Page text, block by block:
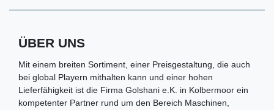
ÜBER UNS
Mit einem breiten Sortiment, einer Preisgestaltung, die auch
bei global Playern mithalten kann und einer hohen
Lieferfähigkeit ist die Firma Golshani e.K. in Kolbermoor ein
kompetenter Partner rund um den Bereich Maschinen,